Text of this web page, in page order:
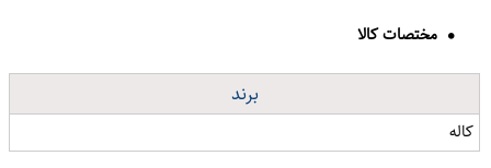
مختصات کالا
برند
کاله